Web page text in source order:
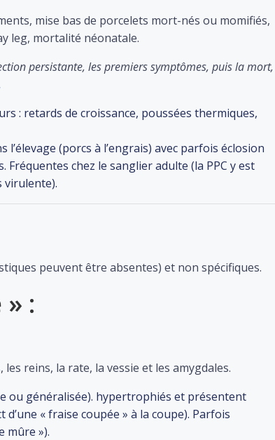
mise bas de porcelets mort-nés ou momifiés,
leg, mortalité néonatale.
persistante, les premiers symptômes, puis la mort,
: retards de croissance, poussées thermiques,
(porcs à l’engrais) avec parfois éclosion
chez le sanglier adulte (la PPC y est
virulente).
peuvent être absentes) et non spécifiques.
:
reins, la rate, la vessie et les amygdales.
ou généralisée). hypertrophiés et présentent
« fraise coupée » à la coupe). Parfois
mûre »).